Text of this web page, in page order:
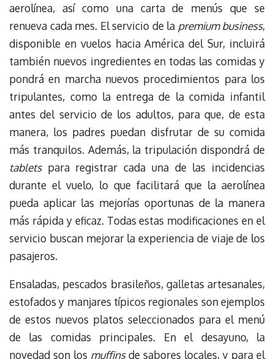
aerolínea, así como una carta de menús que se
renueva cada mes. El servicio de la premium business,
disponible en vuelos hacia América del Sur, incluirá
también nuevos ingredientes en todas las comidas y
pondrá en marcha nuevos procedimientos para los
tripulantes, como la entrega de la comida infantil
antes del servicio de los adultos, para que, de esta
manera, los padres puedan disfrutar de su comida
más tranquilos. Además, la tripulación dispondrá de
tabletspara registrar cada una de las incidencias
durante el vuelo, lo que facilitará que la aerolínea
pueda aplicar las mejorías oportunas de la manera
más rápida y eficaz. Todas estas modificaciones en el
servicio buscan mejorar la experiencia de viaje de los
pasajeros.
Ensaladas, pescados brasileños, galletas artesanales,
estofados y manjares típicos regionales son ejemplos
de estos nuevos platos seleccionados para el menú
de las comidas principales. En el desayuno, la
novedad son los muffinsde sabores locales, y para el